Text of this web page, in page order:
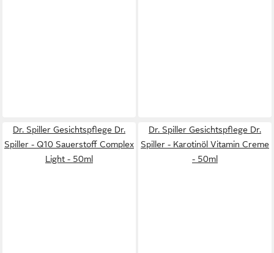
Dr. Spiller Gesichtspflege Dr.
Spiller - Q10 Sauerstoff Complex
Light - 50ml
Dr. Spiller Gesichtspflege Dr.
Spiller - Karotinöl Vitamin Creme
- 50ml